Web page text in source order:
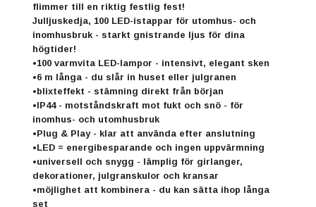
flimmer till en riktig festlig fest!
Julljuskedja, 100 LED-istappar för utomhus- och
inomhusbruk - starkt gnistrande ljus för dina
högtider!
•100 varmvita LED-lampor - intensivt, elegant sken
•6 m långa - du slår in huset eller julgranen
•blixteffekt - stämning direkt från början
•IP44 - motståndskraft mot fukt och snö - för
inomhus- och utomhusbruk
•Plug & Play - klar att använda efter anslutning
•LED = energibesparande och ingen uppvärmning
•universell och snygg - lämplig för girlanger,
dekorationer, julgranskulor och kransar
•möjlighet att kombinera - du kan sätta ihop långa
set